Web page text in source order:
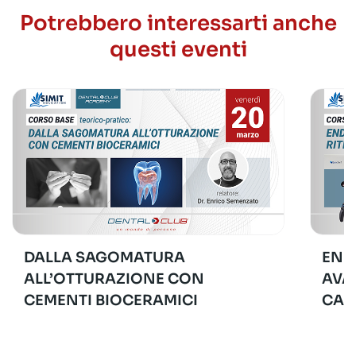
Potrebbero interessarti anche
questi eventi
DALLA SAGOMATURA
ALL’OTTURAZIONE CON
CEMENTI BIOCERAMICI